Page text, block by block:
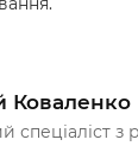
Коваленко
спеціаліст